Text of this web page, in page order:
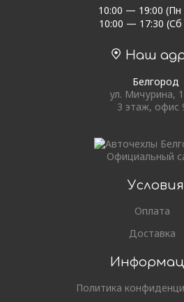
10:00 — 19:00
10:00 — 17:30
Наш
Белгород
ул. Мичурина,
3 этаж, офис
Официальный
Условия
Оплата
Доставка
Политика